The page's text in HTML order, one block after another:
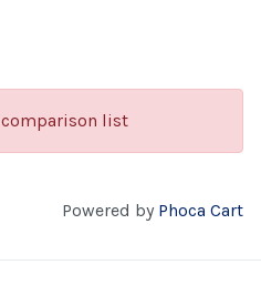
comparison list
Powered by Phoca Cart